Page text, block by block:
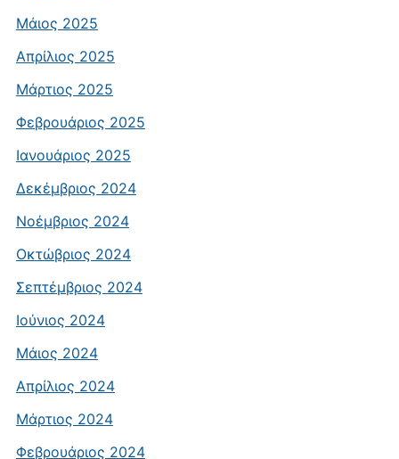
Μάιος 2025
Απρίλιος 2025
Μάρτιος 2025
Φεβρουάριος 2025
Ιανουάριος 2025
Δεκέμβριος 2024
Νοέμβριος 2024
Οκτώβριος 2024
Σεπτέμβριος 2024
Ιούνιος 2024
Μάιος 2024
Απρίλιος 2024
Μάρτιος 2024
Φεβρουάριος 2024